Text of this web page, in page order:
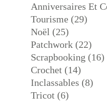
Anniversaires Et
Tourisme (29)
Noël (25)
Patchwork (22)
Scrapbooking (16)
Crochet (14)
Inclassables (8)
Tricot (6)